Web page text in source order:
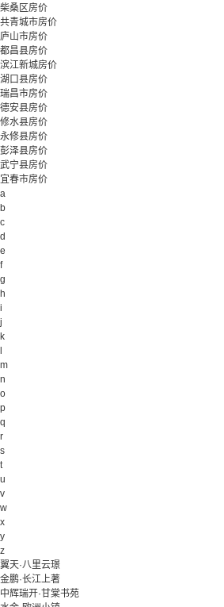
柴桑区房价
共青城市房价
庐山市房价
都昌县房价
滨江新城房价
湖口县房价
瑞昌市房价
德安县房价
修水县房价
永修县房价
彭泽县房价
武宁县房价
宜春市房价
a
b
c
d
e
f
g
h
i
j
k
m
n
o
p
q
r
s
t
u
v
w
x
y
z
翼天·八里云璟
金鹏·长江上著
中辉瑞开·甘棠书苑